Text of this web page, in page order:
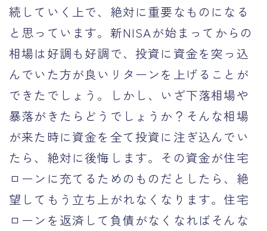
続していく上で、絶対に重要なものになる
と思っています。新NISAが始まってからの
相場は好調も好調で、投資に資金を突っ込
んでいた方が良いリターンを上げることが
できたでしょう。しかし、いざ下落相場や
暴落がきたらどうでしょうか？そんな相場
が来た時に資金を全て投資に注ぎ込んでい
たら、絶対に後悔します。その資金が住宅
ローンに充てるためのものだとしたら、絶
望してもう立ち上がれなくなります。住宅
ローンを返済して負債がなくなればそんな